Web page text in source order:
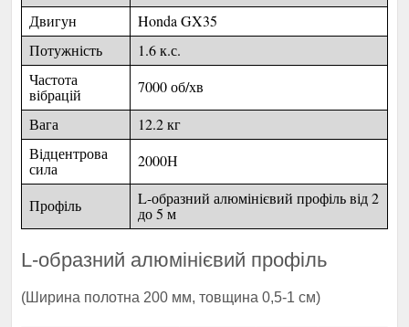
Двигун
Honda GX35
Потужність
1.6 к.с.
Частота
вібрацій
7000 об/хв
Вага
12.2 кг
Відцентрова
сила
2000Н
Профіль
L-образний алюмінієвий профіль від 2
до 5 м
L-образний алюмінієвий профіль
(Ширина полотна 200 мм, товщина 0,5-1 см)